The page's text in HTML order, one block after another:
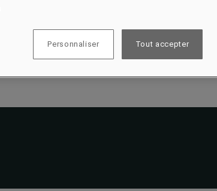
Personnaliser Tout accepter